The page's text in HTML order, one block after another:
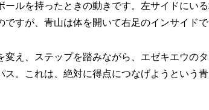
ールを持ったときの動きです。左サイドにい
ですが、青山は体を開いて右足のインサイド
え、ステップを踏みながら、エゼキエウの
ス。これは、絶対に得点につなげようという